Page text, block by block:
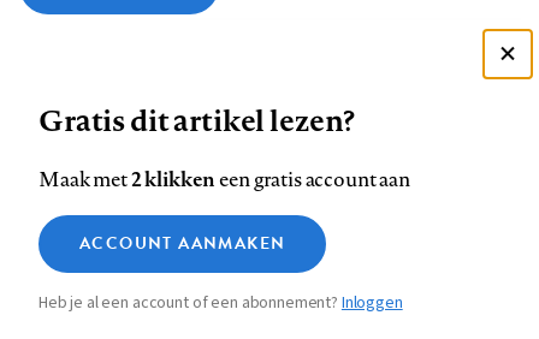
ons
op
Facebook
ons
op
LinkedIn
ons
op
Bluesky
ons
op
Instagram
ons
op
YouTube
ons
Footer
navigation
Contact Colofon Disclaimer Privacy
Medische vragen verdienen
betrouwbare antwoorden
Gratis dit artikel lezen?
Maak met2 klikkeneen gratis account aan
ACCOUNT AANMAKEN
Heb je al een account of een abonnement?Inloggen
Zie onze cookie policy
Analytische cookies
Marketing cookies